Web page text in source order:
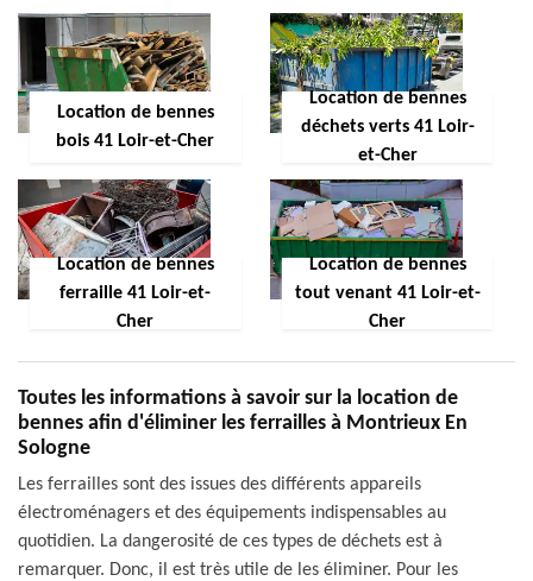
Location de bennes
bois 41 Loir-et-Cher
Location de bennes
déchets verts 41 Loir-
et-Cher
Location de bennes
ferraille 41 Loir-et-
Cher
Location de bennes
tout venant 41 Loir-et-
Cher
Toutes les informations à savoir sur la location de
bennes afin d'éliminer les ferrailles à Montrieux En
Sologne
Les ferrailles sont des issues des différents appareils
électroménagers et des équipements indispensables au
quotidien. La dangerosité de ces types de déchets est à
remarquer. Donc, il est très utile de les éliminer. Pour les